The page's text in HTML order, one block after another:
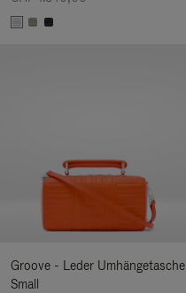
Groove - Leder Umhängetasche
Small